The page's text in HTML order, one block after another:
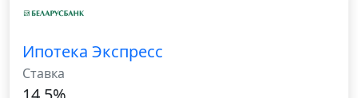
Ипотека Экспресс
Ставка